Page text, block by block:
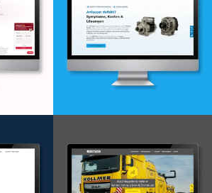
Webdesign & -entwicklung